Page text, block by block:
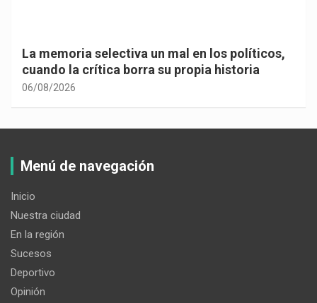
La memoria selectiva un mal en los políticos,
cuando la crítica borra su propia historia
06/08/2026
Menú de navegación
Inicio
Nuestra ciudad
En la región
Sucesos
Deportivo
Opinión